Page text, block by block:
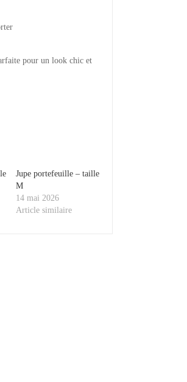
pour un look chic et
Jupe portefeuille – taille
M
14 mai 2026
Article similaire